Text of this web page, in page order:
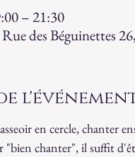
– 21:30
des Béguinettes
en cercle, chanter
"bien chanter", il suffit